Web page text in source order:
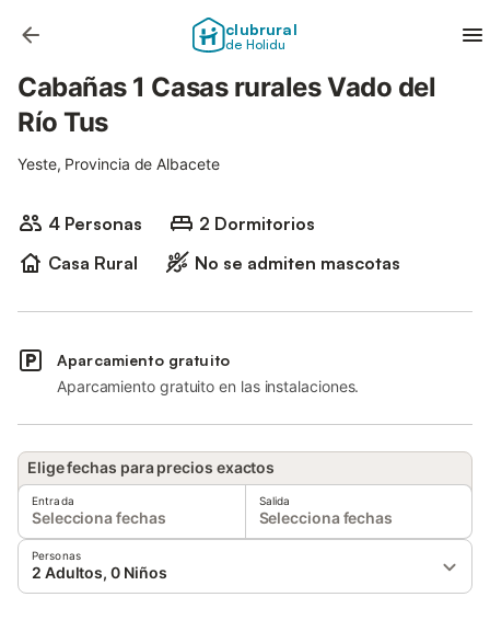
clubrural
de Holidu
Cabañas 1 Casas rurales Vado del
Río Tus
Yeste, Provincia de Albacete
4 Personas
2 Dormitorios
Casa Rural
No se admiten mascotas
Aparcamiento gratuito
Aparcamiento gratuito en las instalaciones.
Elige fechas para precios exactos
Entrada
Selecciona fechas
Salida
Selecciona fechas
Personas
2 Adultos, 0 Niños